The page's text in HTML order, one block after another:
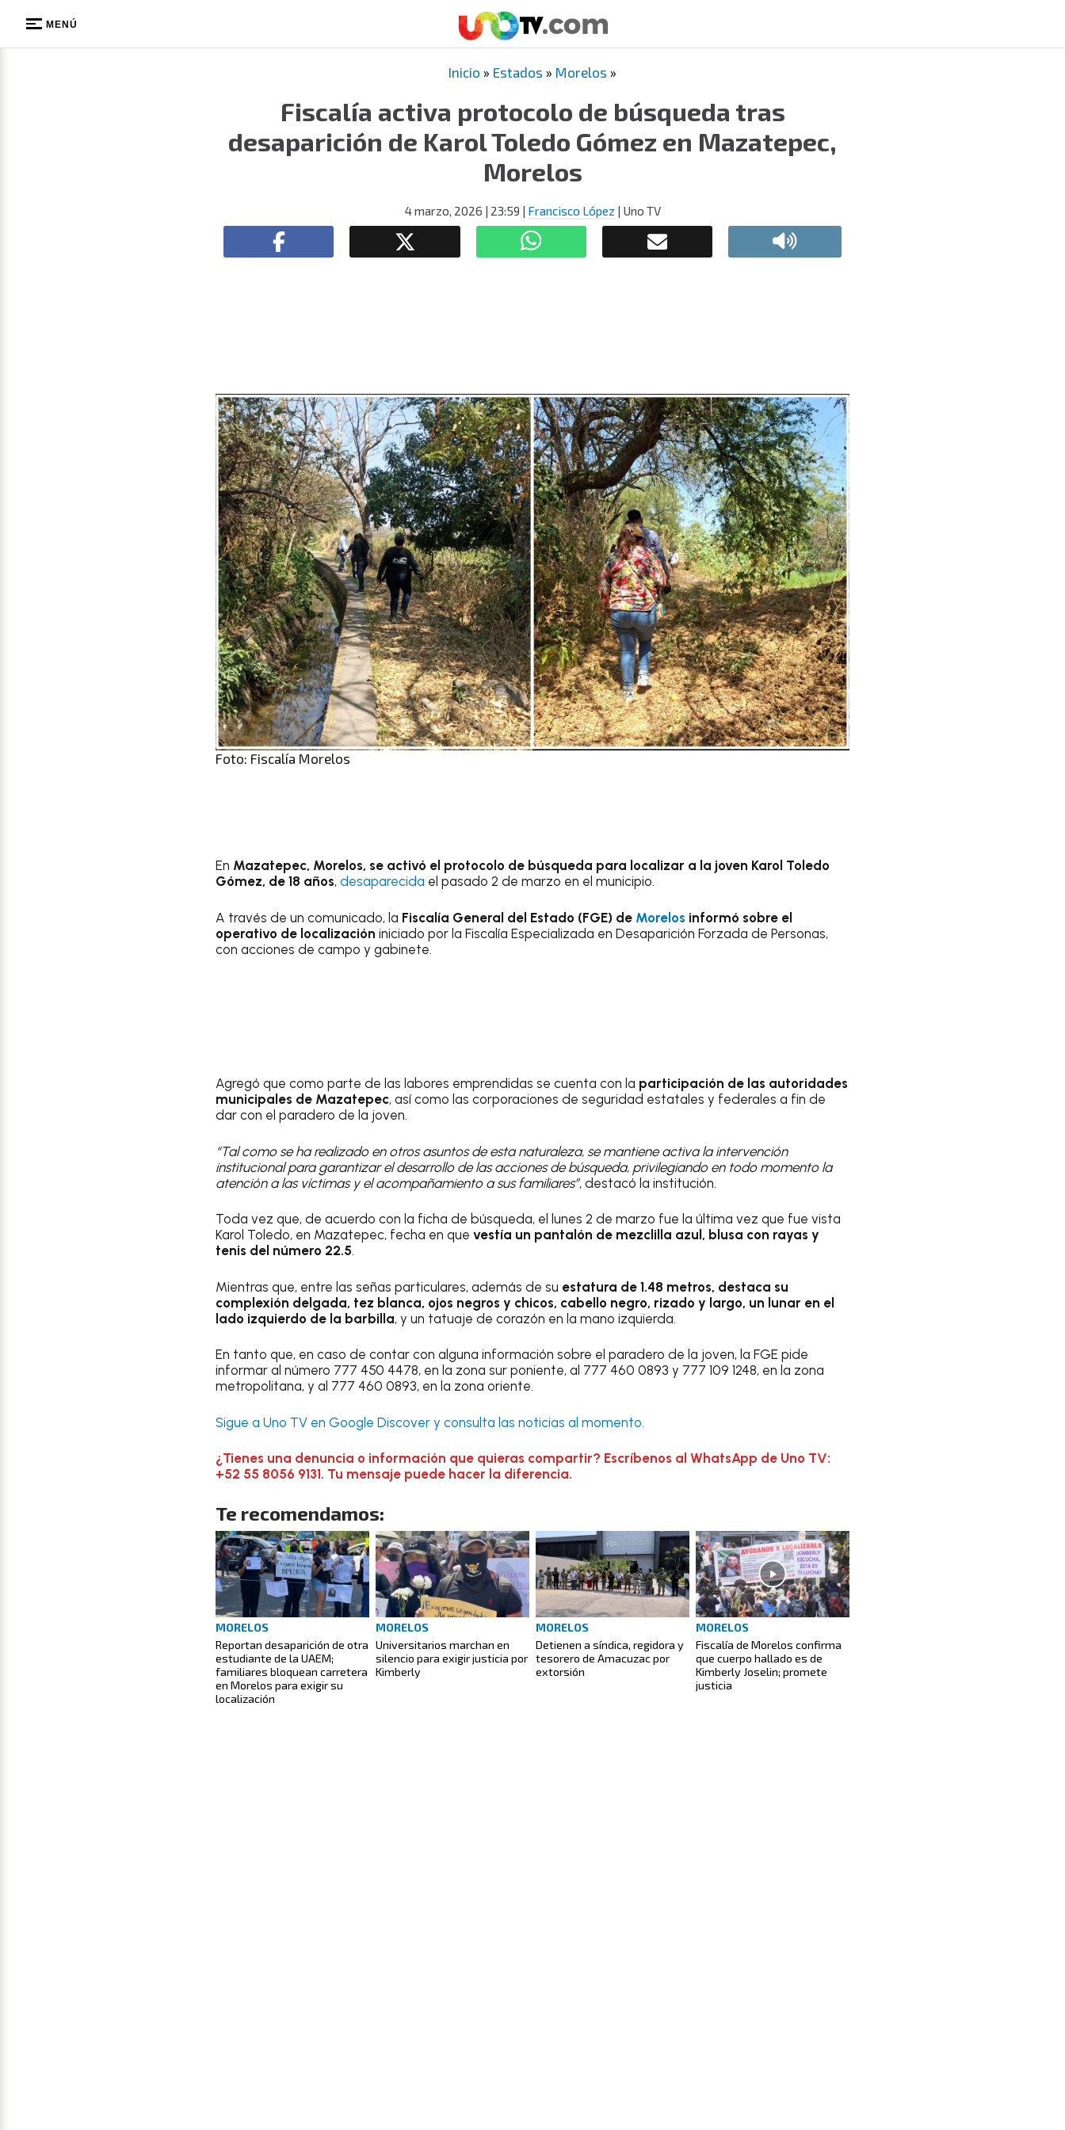
MENÚ
Inicio » Estados » Morelos »
Fiscalía activa protocolo de búsqueda tras
desaparición de Karol Toledo Gómez en Mazatepec,
Morelos
4 marzo, 2026 | 23:59 | Francisco López | Uno TV
Foto: Fiscalía Morelos
En Mazatepec, Morelos, se activó el protocolo de búsqueda para localizar a la joven Karol Toledo
Gómez, de 18 años, desaparecida el pasado 2 de marzo en el municipio.
A través de un comunicado, la Fiscalía General del Estado (FGE) de Morelos informó sobre el
operativo de localización iniciado por la Fiscalía Especializada en Desaparición Forzada de Personas,
con acciones de campo y gabinete.
Agregó que como parte de las labores emprendidas se cuenta con la participación de las autoridades
municipales de Mazatepec, así como las corporaciones de seguridad estatales y federales a fin de
dar con el paradero de la joven.
“Tal como se ha realizado en otros asuntos de esta naturaleza, se mantiene activa la intervención
institucional para garantizar el desarrollo de las acciones de búsqueda, privilegiando en todo momento la
atención a las víctimas y el acompañamiento a sus familiares”, destacó la institución.
Toda vez que, de acuerdo con la ficha de búsqueda, el lunes 2 de marzo fue la última vez que fue vista
Karol Toledo, en Mazatepec, fecha en que vestía un pantalón de mezclilla azul, blusa con rayas y
tenis del número 22.5.
Mientras que, entre las señas particulares, además de su estatura de 1.48 metros, destaca su
complexión delgada, tez blanca, ojos negros y chicos, cabello negro, rizado y largo, un lunar en el
lado izquierdo de la barbilla, y un tatuaje de corazón en la mano izquierda.
En tanto que, en caso de contar con alguna información sobre el paradero de la joven, la FGE pide
informar al número 777 450 4478, en la zona sur poniente, al 777 460 0893 y 777 109 1248, en la zona
metropolitana, y al 777 460 0893, en la zona oriente.
Sigue a Uno TV en Google Discover y consulta las noticias al momento.
¿Tienes una denuncia o información que quieras compartir? Escríbenos al WhatsApp de Uno TV:
+52 55 8056 9131. Tu mensaje puede hacer la diferencia.
Te recomendamos:
MORELOS
Reportan desaparición de otra
estudiante de la UAEM;
familiares bloquean carretera
en Morelos para exigir su
localización
MORELOS
Universitarios marchan en
silencio para exigir justicia por
Kimberly
MORELOS
Detienen a síndica, regidora y
tesorero de Amacuzac por
extorsión
MORELOS
Fiscalía de Morelos confirma
que cuerpo hallado es de
Kimberly Joselin; promete
justicia